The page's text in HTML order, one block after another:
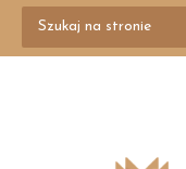
Przejdź
treści
for: